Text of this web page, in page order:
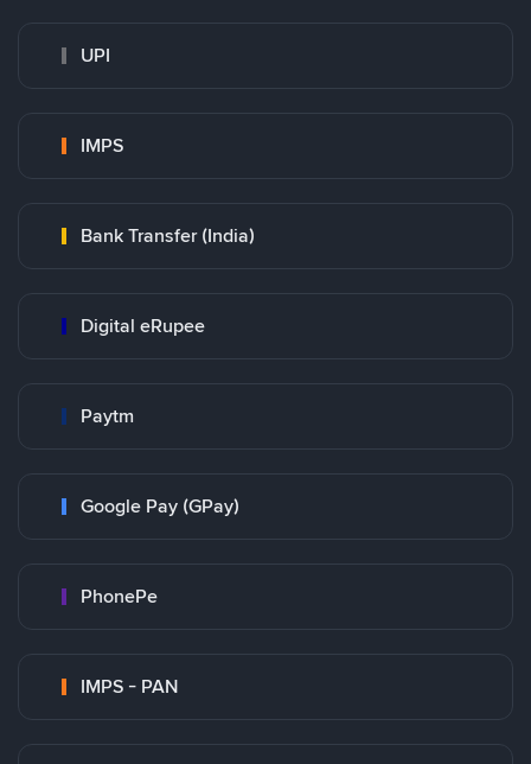
UPI
IMPS
Bank Transfer (India)
Digital eRupee
Paytm
Google Pay (GPay)
PhonePe
IMPS - PAN